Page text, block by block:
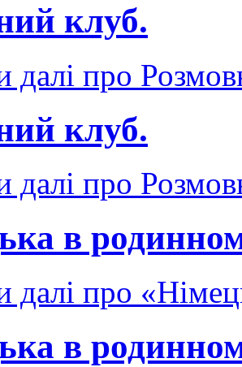
клуб.
далі про
клуб.
далі про
в
далі про
в